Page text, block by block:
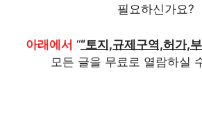
필요하신가요?
아래에서 ““토지,규제구역,허가,
모든 글을 무료로 열람하실